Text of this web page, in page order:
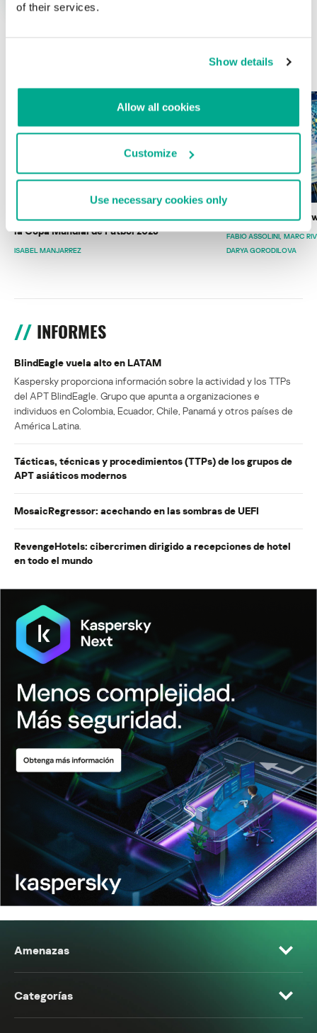
of their services.
Show details
Allow all cookies
Customize
Use necessary cookies only
ÚLTIMAS PUBLICACIONES
Wardriving en México: preparativos para
la Copa Mundial de Fútbol 2026
ISABEL MANJARREZ
Estado del
FABIO ASSOLINI MARC
DARYA GORODILOVA
INFORMES
BlindEagle vuela alto en LATAM
Kaspersky proporciona información sobre la actividad y los TTPs
del APT BlindEagle. Grupo que apunta a organizaciones e
individuos en Colombia, Ecuador, Chile, Panamá y otros países de
América Latina.
Tácticas, técnicas y procedimientos (TTPs) de los grupos de
APT asiáticos modernos
MosaicRegressor: acechando en las sombras de UEFI
RevengeHotels: cibercrimen dirigido a recepciones de hotel
en todo el mundo
Amenazas
Categorías